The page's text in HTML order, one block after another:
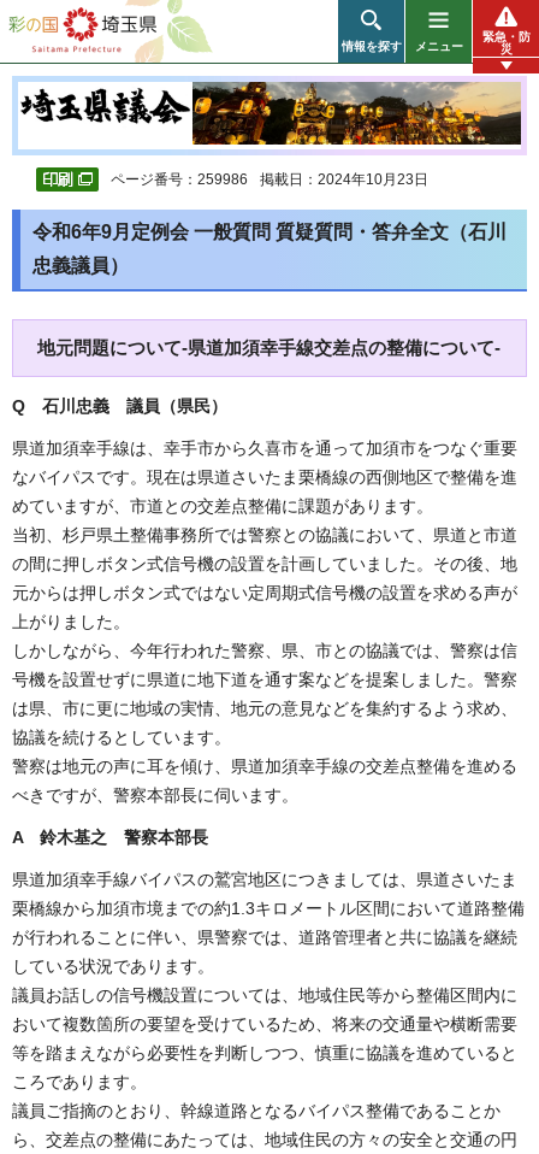
彩の国 埼玉県
情報を探す メニュー
緊急・防
災
ページ番号：259986 掲載日：2024年10月23日
令和6年9月定例会 一般質問 質疑質問・答弁全文（石川
忠義議員）
地元問題について-県道加須幸手線交差点の整備について-
Q 石川忠義 議員（県民）
県道加須幸手線は、幸手市から久喜市を通って加須市をつなぐ重要
なバイパスです。現在は県道さいたま栗橋線の西側地区で整備を進
めていますが、市道との交差点整備に課題があります。
当初、杉戸県土整備事務所では警察との協議において、県道と市道
の間に押しボタン式信号機の設置を計画していました。その後、地
元からは押しボタン式ではない定周期式信号機の設置を求める声が
上がりました。
しかしながら、今年行われた警察、県、市との協議では、警察は信
号機を設置せずに県道に地下道を通す案などを提案しました。警察
は県、市に更に地域の実情、地元の意見などを集約するよう求め、
協議を続けるとしています。
警察は地元の声に耳を傾け、県道加須幸手線の交差点整備を進める
べきですが、警察本部長に伺います。
A 鈴木基之 警察本部長
県道加須幸手線バイパスの鷲宮地区につきましては、県道さいたま
栗橋線から加須市境までの約1.3キロメートル区間において道路整備
が行われることに伴い、県警察では、道路管理者と共に協議を継続
している状況であります。
議員お話しの信号機設置については、地域住民等から整備区間内に
おいて複数箇所の要望を受けているため、将来の交通量や横断需要
等を踏まえながら必要性を判断しつつ、慎重に協議を進めていると
ころであります。
議員ご指摘のとおり、幹線道路となるバイパス整備であることか
ら、交差点の整備にあたっては、地域住民の方々の安全と交通の円